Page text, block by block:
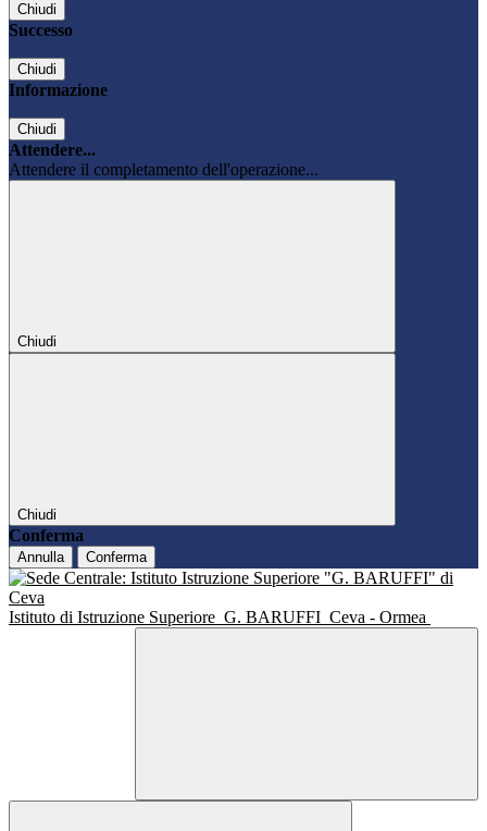
Chiudi
Successo
Chiudi
Informazione
Chiudi
Attendere...
Attendere il completamento dell'operazione...
Chiudi
Chiudi
Conferma
Annulla Conferma
Istituto di Istruzione Superiore G. BARUFFI Ceva - Ormea